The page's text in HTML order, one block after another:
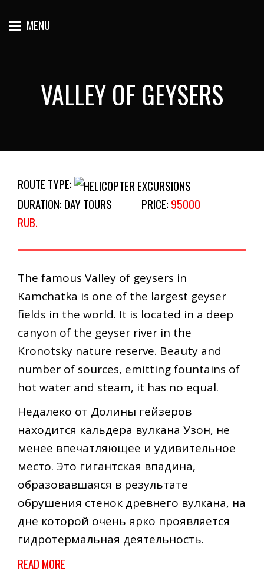
MENU
VALLEY OF GEYSERS
ROUTE TYPE:
DURATION: DAY TOURS
PRICE: 95000
RUB.
The famous Valley of geysers in
Kamchatka is one of the largest geyser
fields in the world. It is located in a deep
canyon of the geyser river in the
Kronotsky nature reserve. Beauty and
number of sources, emitting fountains of
hot water and steam, it has no equal.
Недалеко от Долины гейзеров
находится кальдера вулкана Узон, не
менее впечатляющее и удивительное
место. Это гигантская впадина,
образовавшаяся в результате
обрушения стенок древнего вулкана, на
дне которой очень ярко проявляется
гидротермальная деятельность.
READ MORE